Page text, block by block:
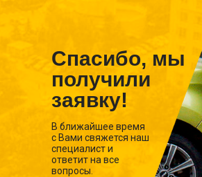
Спасибо, мы
получили
заявку!
В ближайшее время
с Вами свяжется наш
специалист и
ответит на все
вопросы.